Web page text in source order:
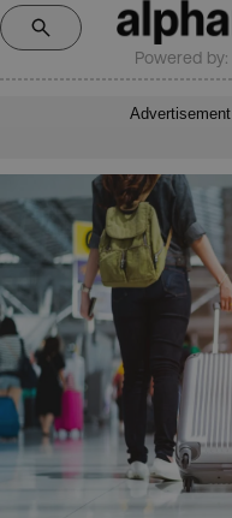
Powered by:
Advertisement